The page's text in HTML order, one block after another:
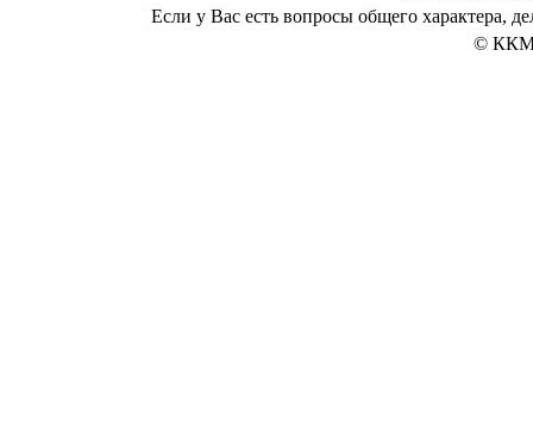
Если у Вас есть вопросы общего характера,
© ККМ